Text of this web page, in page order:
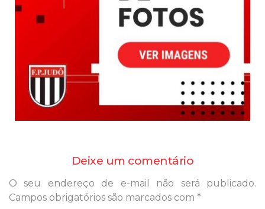
Deixe um comentário
O seu endereço de e-mail não será publicado.
Campos obrigatórios são marcados com *